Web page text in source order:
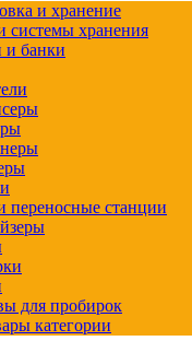
и хранение
системы хранения
и банки
переносные станции
для пробирок
категории